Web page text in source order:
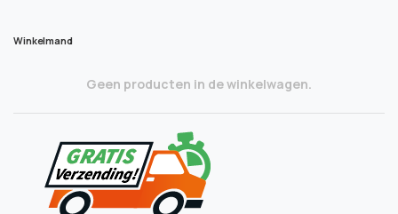
Winkelmand
Geen producten in de winkelwagen.